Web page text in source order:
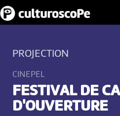
PROJECTION
CINEPEL
FESTIVAL DE
D'OUVERTURE